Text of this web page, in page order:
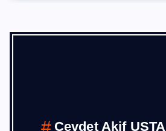
Cevdet Akif USTA